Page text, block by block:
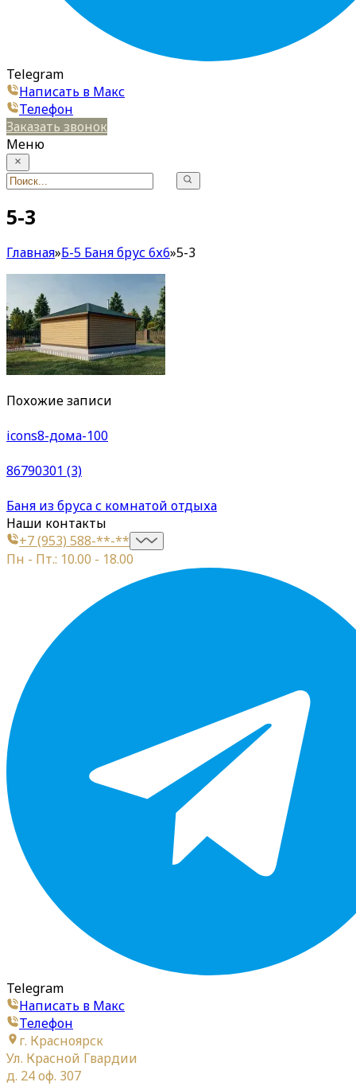
Telegram
Написать в Макс
Телефон
Заказать звонок
Меню
5-3
Главная»Б-5 Баня брус 6х6»5-3
Похожие записи
icons8-дома-100
86790301 (3)
Баня из бруса с комнатой отдыха
Наши контакты
+7 (953) 588-**-**
Пн - Пт.: 10.00 - 18.00
Telegram
Написать в Макс
Телефон
г. Красноярск
Ул. Красной Гвардии
д. 24 оф. 307